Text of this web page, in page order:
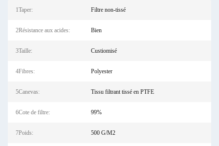
1Taper: Filtre non-tissé
2Résistance aux acides: Bien
3Taille: Custiomisé
4Fibres: Polyester
5Canevas: Tissu filtrant tissé en PTFE
6Cote de filtre: 99%
7Poids: 500 G/M2